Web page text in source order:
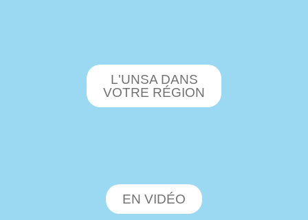
L'UNSA DANS
VOTRE RÉGION
EN VIDÉO